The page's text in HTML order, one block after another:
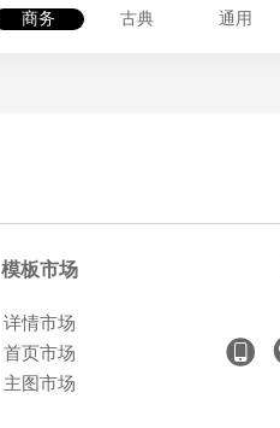
商务 古典 通用
模板市场
详情市场
首页市场
主图市场